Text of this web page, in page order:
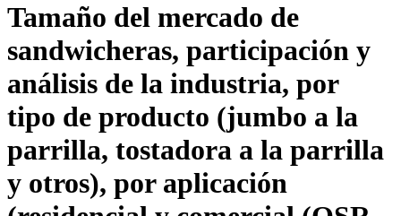
Tamaño del mercado de
sandwicheras, participación y
análisis de la industria, por
tipo de producto (jumbo a la
parrilla, tostadora a la parrilla
y otros), por aplicación